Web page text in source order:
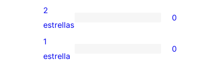
4
estrellas
valoración
de
3
estrellas
0
valoraciones
de
2
estrellas
0
0
1
estrella
0